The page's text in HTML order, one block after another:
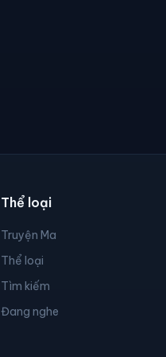
Thể loại
Truyện Ma
Thể loại
Tìm kiếm
Đang nghe